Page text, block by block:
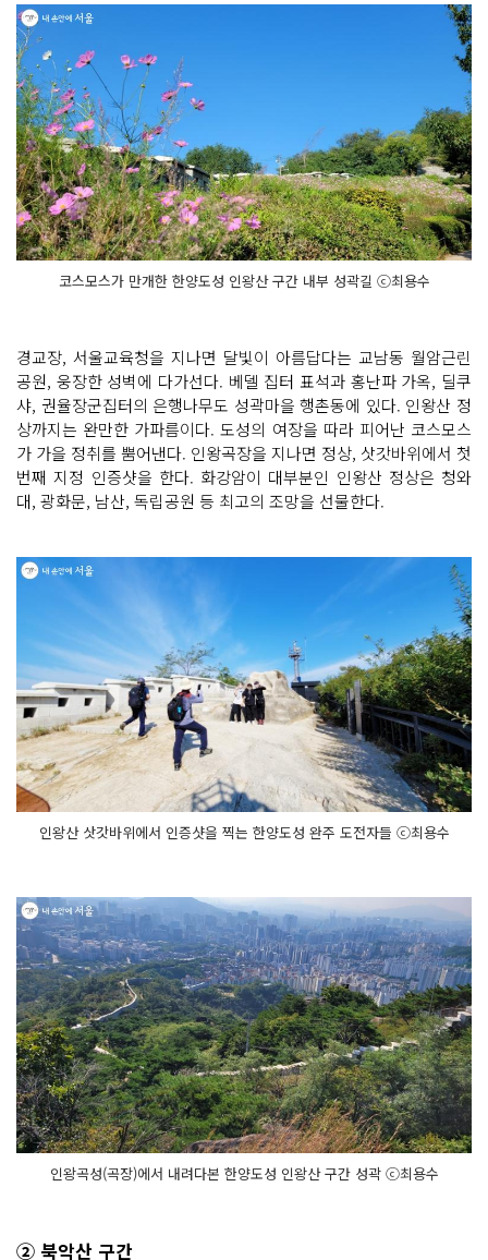
코스모스가 만개한 한양도성 인왕산 구간 내부 성곽길 ⓒ최용수
경교장, 서울교육청을 지나면 달빛이 아름답다는 교남동 월암근린
공원, 웅장한 성벽에 다가선다. 베델 집터 표석과 홍난파 가옥, 딜쿠
샤, 권율장군집터의 은행나무도 성곽마을 행촌동에 있다. 인왕산 정
상까지는 완만한 가파름이다. 도성의 여장을 따라 피어난 코스모스
가 가을 정취를 뿜어낸다. 인왕곡장을 지나면 정상, 삿갓바위에서 첫
번째 지정 인증샷을 한다. 화강암이 대부분인 인왕산 정상은 청와
대, 광화문, 남산, 독립공원 등 최고의 조망을 선물한다.
인왕산 삿갓바위에서 인증샷을 찍는 한양도성 완주 도전자들 ⓒ최용수
인왕곡성(곡장)에서 내려다본 한양도성 인왕산 구간 성곽 ⓒ최용수
② 북악산 구간